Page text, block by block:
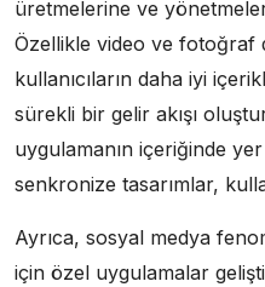
üretmelerine ve
Özellikle video ve fotoğraf
kullanıcıların daha iyi
sürekli bir gelir akışı
uygulamanın içeriğinde
senkronize tasarımlar,
Ayrıca, sosyal medya
için özel uygulamalar